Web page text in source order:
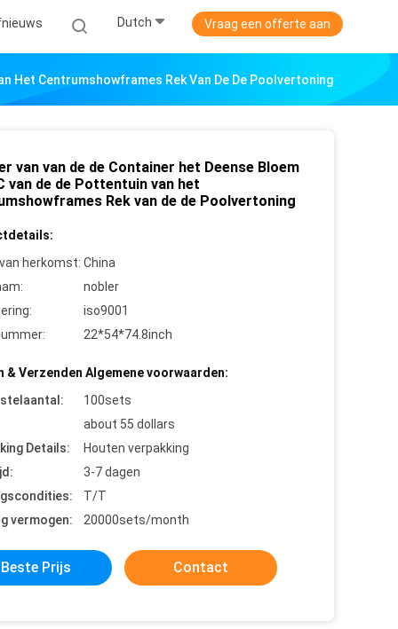
Dutch Vraag een offerte aan
Het Centrumshowframes Rek Van De De Poolvertoning
van van de de Container het Deense Bloem
van de de Pottentuin van het
Rek van de de Poolvertoning
herkomst: China
nobler
iso9001
22*54*74.8inch
& Verzenden Algemene voorwaarden:
100sets
about 55 dollars
Details:
Houten verpakking
3-7 dagen
T/T
vermogen:
20000sets/month
Beste Prijs Contact